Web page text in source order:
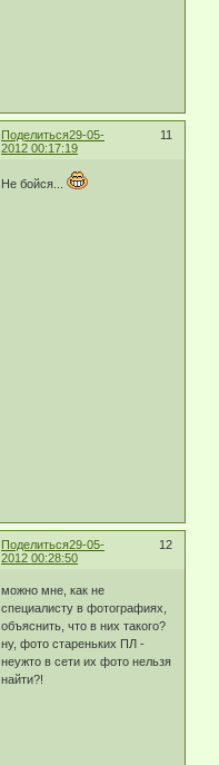
Поделиться 11
29-05-
2012 00:17:19
Не бойся...
Поделиться 12
29-05-
2012 00:28:50
можно мне, как не
специалисту в фотографиях,
объяснить, что в них такого?
ну, фото стареньких ПЛ -
неужто в сети их фото нельзя
найти?!